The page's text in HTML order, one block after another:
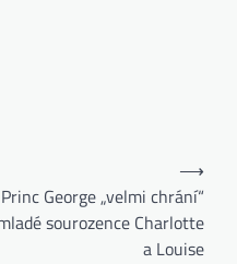
Princ George „velmi chrání“
sourozence Charlotte
a Louise
⟶